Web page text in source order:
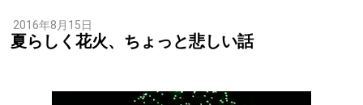
2016年8月15日
夏らしく花火、ちょっと悲しい話